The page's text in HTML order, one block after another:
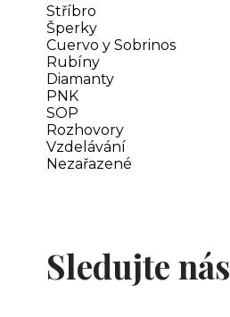
Stříbro
Šperky
Cuervo y Sobrinos
Rubíny
Diamanty
PNK
SOP
Rozhovory
Vzdelávání
Nezařazené
Sledujte nás